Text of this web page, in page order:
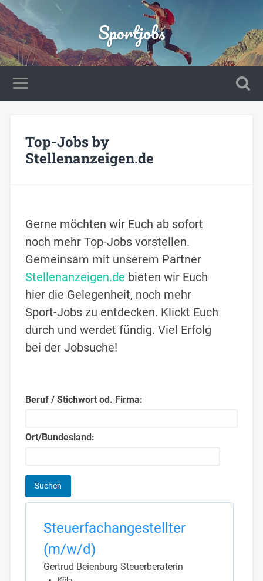
Sportjobs
Top-Jobs by
Stellenanzeigen.de
Gerne möchten wir Euch ab sofort
noch mehr Top-Jobs vorstellen.
Gemeinsam mit unserem Partner
Stellenanzeigen.de bieten wir Euch
hier die Gelegenheit, noch mehr
Sport-Jobs zu entdecken. Klickt Euch
durch und werdet fündig. Viel Erfolg
bei der Jobsuche!
Beruf / Stichwort od. Firma:
Ort/Bundesland:
Steuerfachangestellter
(m/w/d)
Gertrud Beienburg Steuerberaterin